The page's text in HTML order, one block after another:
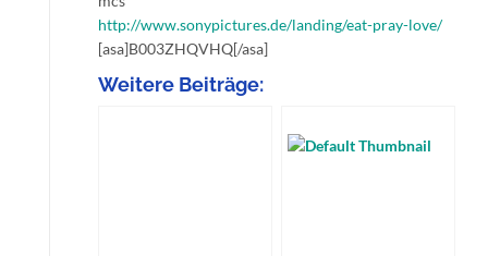
http://www.sonypictures.de/landing/eat-pray-love/
[asa]B003ZHQVHQ[/asa]
Weitere Beiträge: